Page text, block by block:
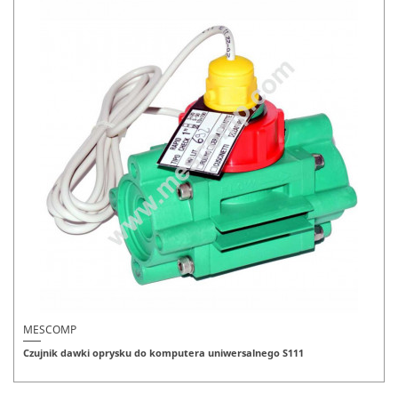
MESCOMP
Czujnik dawki oprysku do komputera uniwersalnego S111